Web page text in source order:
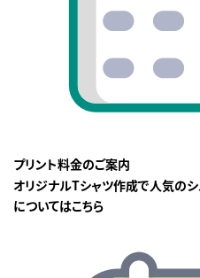
プリント料金のご案内
オリジナルTシャツ作成で人気の
についてはこちら